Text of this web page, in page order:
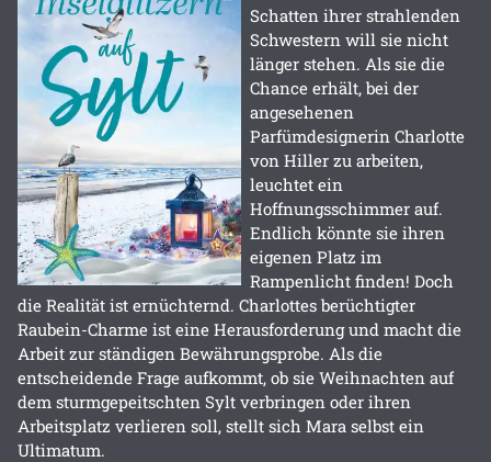
Schatten ihrer strahlenden
Schwestern will sie nicht
länger stehen. Als sie die
Chance erhält, bei der
angesehenen
Parfümdesignerin Charlotte
von Hiller zu arbeiten,
leuchtet ein
Hoffnungsschimmer auf.
Endlich könnte sie ihren
eigenen Platz im
Rampenlicht finden! Doch
die Realität ist ernüchternd. Charlottes berüchtigter
Raubein-Charme ist eine Herausforderung und macht die
Arbeit zur ständigen Bewährungsprobe. Als die
entscheidende Frage aufkommt, ob sie Weihnachten auf
dem sturmgepeitschten Sylt verbringen oder ihren
Arbeitsplatz verlieren soll, stellt sich Mara selbst ein
Ultimatum.